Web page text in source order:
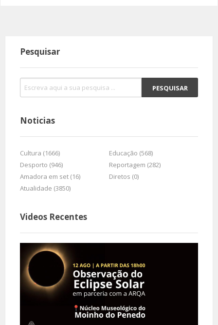
Pesquisar
Noticias
Cultura (1666)
Educação (568)
Desporto (946)
Reportagem (282)
Amadora em set (16)
Diretos (0)
Atualidade (3850)
Videos Recentes